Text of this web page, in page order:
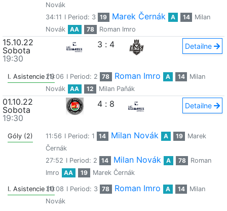
Novák
34:11 I Period: 3 19 Marek Černák A 14
Milan
Novák
AA 78 Roman Imro
15.10.22
Sobota
19:30
3 : 4 Detailne
I. Asistencie (1)25:06 I Period: 2 78 Roman Imro A 14
Milan
Novák
AA 12 Milan Paňák
01.10.22
Sobota
19:30
4 : 8 Detailne
Góly (2) 11:56 I Period: 1 14 Milan Novák A 19
Marek
Černák
27:52 I Period: 2 14 Milan Novák A 78
Roman
Imro
AA 19 Marek Černák
I. Asistencie (1)30:08 I Period: 3 78 Roman Imro A 14
Milan
Novák